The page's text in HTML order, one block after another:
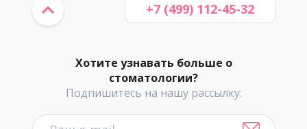
Хотите узнавать больше о
стоматологии?
Подпишитесь на нашу рассылку:
+7 (499) 112-45-32